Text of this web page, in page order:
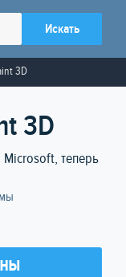
3D
3D
теперь